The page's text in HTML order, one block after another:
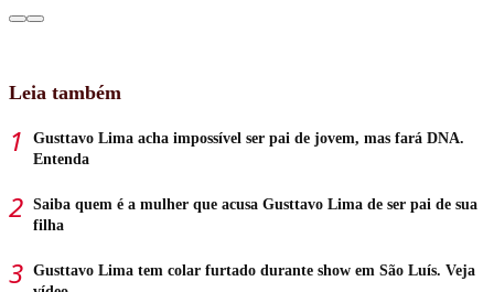
Leia também
Gusttavo Lima acha impossível ser pai de jovem, mas fará DNA.
Entenda
Saiba quem é a mulher que acusa Gusttavo Lima de ser pai de sua
filha
Gusttavo Lima tem colar furtado durante show em São Luís. Veja